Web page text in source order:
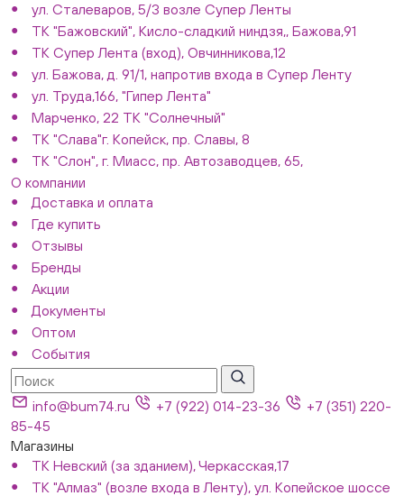
ул. Сталеваров, 5/3 возле Супер Ленты
ТК "Бажовский", Кисло-сладкий ниндзя,, Бажова,91
ТК Супер Лента (вход), Овчинникова,12
ул. Бажова, д. 91/1, напротив входа в Супер Ленту
ул. Труда,166, "Гипер Лента"
Марченко, 22 ТК "Солнечный"
ТК "Слава"г. Копейск, пр. Славы, 8
ТК "Слон", г. Миасс, пр. Автозаводцев, 65,
О компании
Доставка и оплата
Где купить
Отзывы
Бренды
Акции
Документы
Оптом
События
info@bum74.ru +7 (922) 014-23-36
+7 (351) 220-
85-45
Магазины
ТК Невский (за зданием), Черкасская,17
ТК "Алмаз" (возле входа в Ленту), ул. Копейское шоссе